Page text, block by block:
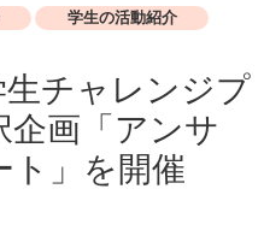
学生の活動紹介
チャレンジプ
企画「アンサ
ト」を開催